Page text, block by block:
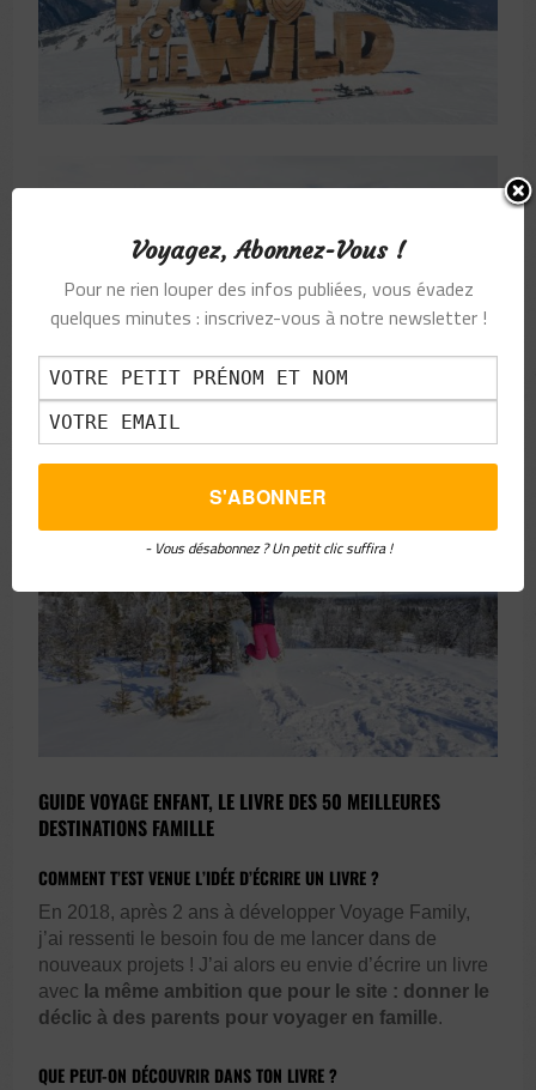
GUIDE VOYAGE ENFANT, LE LIVRE DES 50 MEILLEURES
DESTINATIONS FAMILLE
COMMENT T’EST VENUE L’IDÉE D’ÉCRIRE UN LIVRE ?
En 2018, après 2 ans à développer Voyage Family,
j’ai ressenti le besoin fou de me lancer dans de
nouveaux projets ! J’ai alors eu envie d’écrire un livre
avec la même ambition que pour le site : donner le
déclic à des parents pourvoyager en famille.
QUE PEUT-ON DÉCOUVRIR DANS TON LIVRE ?
Voyagez, Abonnez-Vous !
Pour ne rien louper des infos publiées, vous évadez
quelques minutes : inscrivez-vous à notre newsletter !
- Vous désabonnez ? Un petit clic suffira !